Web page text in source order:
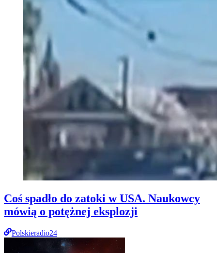
Coś spadło do zatoki w USA. Naukowcy
mówią o potężnej eksplozji
Polskieradio24